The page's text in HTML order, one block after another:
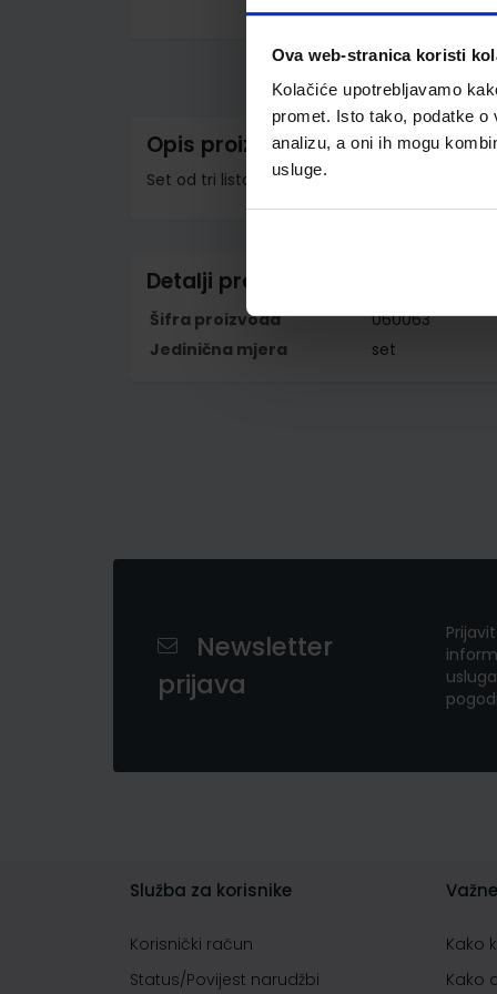
Ova web-stranica koristi
Kolačiće upotrebljavamo
promet. Isto tako, podatke
analizu, a oni ih mogu
usluge.
gallery
Opis proizvoda
Set od tri lista, 21x29,7 cm
Detalji proizvoda
Šifra proizvoda
060063
Jedinična mjera
set
Newsletter
prijava
Služba za korisnike
Korisnički račun
Status/Povijest narudžbi
Kako
Kako